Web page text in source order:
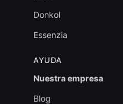
Donkol
Essenzia
AYUDA
Nuestra empresa
Blog